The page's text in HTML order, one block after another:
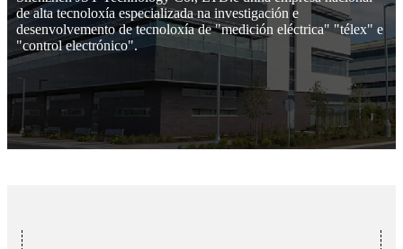
de alta tecnoloxía especializada na investigación e
desenvolvemento de tecnoloxía de "medición eléctrica" ​​"télex" e
"control electrónico".